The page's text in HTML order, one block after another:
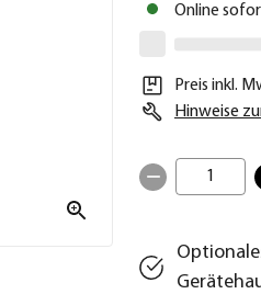
Online
Preis inkl.
Hinweise
1